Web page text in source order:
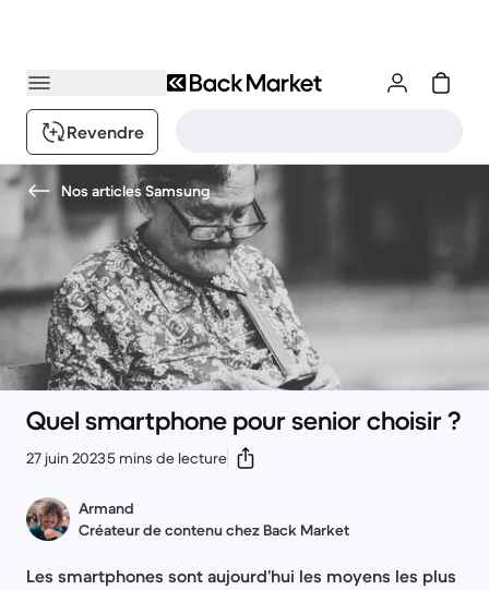
Revendre
Nos articles Samsung
Quel smartphone pour senior choisir ?
27 juin 20235 mins de lecture
Armand
Créateur de contenu chez Back Market
Les smartphones sont aujourd’hui les moyens les plus